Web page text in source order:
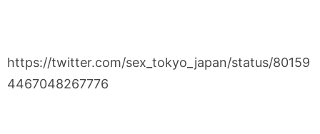
https://twitter.com/sex_tokyo_japan/status/80159
4467048267776